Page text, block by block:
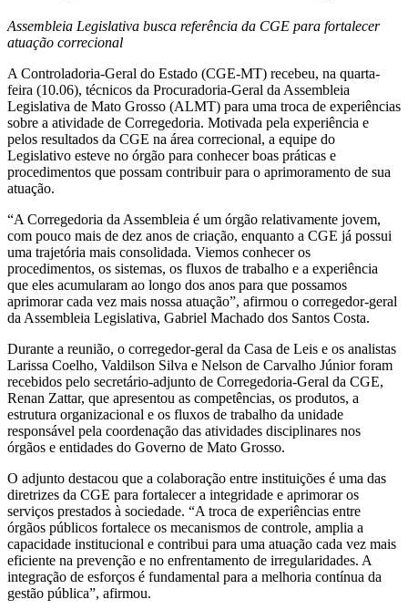
Assembleia Legislativa busca referência da CGE para fortalecer
atuação correcional
A Controladoria-Geral do Estado (CGE-MT) recebeu, na quarta-
feira (10.06), técnicos da Procuradoria-Geral da Assembleia
Legislativa de Mato Grosso (ALMT) para uma troca de experiências
sobre a atividade de Corregedoria. Motivada pela experiência e
pelos resultados da CGE na área correcional, a equipe do
Legislativo esteve no órgão para conhecer boas práticas e
procedimentos que possam contribuir para o aprimoramento de sua
atuação.
“A Corregedoria da Assembleia é um órgão relativamente jovem,
com pouco mais de dez anos de criação, enquanto a CGE já possui
uma trajetória mais consolidada. Viemos conhecer os
procedimentos, os sistemas, os fluxos de trabalho e a experiência
que eles acumularam ao longo dos anos para que possamos
aprimorar cada vez mais nossa atuação”, afirmou o corregedor-geral
da Assembleia Legislativa, Gabriel Machado dos Santos Costa.
Durante a reunião, o corregedor-geral da Casa de Leis e os analistas
Larissa Coelho, Valdilson Silva e Nelson de Carvalho Júnior foram
recebidos pelo secretário-adjunto de Corregedoria-Geral da CGE,
Renan Zattar, que apresentou as competências, os produtos, a
estrutura organizacional e os fluxos de trabalho da unidade
responsável pela coordenação das atividades disciplinares nos
órgãos e entidades do Governo de Mato Grosso.
O adjunto destacou que a colaboração entre instituições é uma das
diretrizes da CGE para fortalecer a integridade e aprimorar os
serviços prestados à sociedade. “A troca de experiências entre
órgãos públicos fortalece os mecanismos de controle, amplia a
capacidade institucional e contribui para uma atuação cada vez mais
eficiente na prevenção e no enfrentamento de irregularidades. A
integração de esforços é fundamental para a melhoria contínua da
gestão pública”, afirmou.